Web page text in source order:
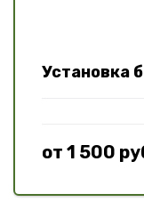
Установка
от 1 500